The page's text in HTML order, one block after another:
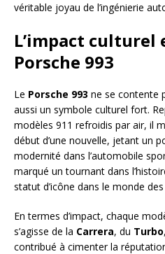
véritable joyau de l’ingénierie
L’impact
Porsche 993
Le Porsche 993 ne se contente
aussi un symbole culturel fort.
modèles 911 refroidis par air, il
début d’une nouvelle, jetant un
modernité dans l’automobile
marqué un tournant dans
statut d’icône dans le monde
En termes d’impact, chaque
s’agisse de la Carrera, du Turbo
contribué à cimenter la